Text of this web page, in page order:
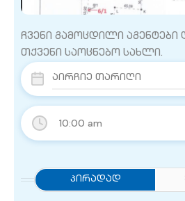
10:00 am
Პირადად
ჩვენი გამოცდილი აგენტები
თქვენი საოცნებო სახლი.